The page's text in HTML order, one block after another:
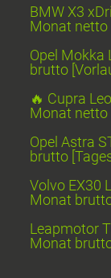
BMW X3
Monat netto
Opel Mokka
brutto
🔥 Cupra
Monat netto
Opel Astra
brutto
Volvo EX30
Monat
Leapmotor
Monat